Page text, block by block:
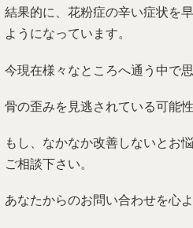
結果的に、花粉症の辛い症状を
ようになっています。
今現在様々なところへ通う中で
骨の歪みを見逃されている可能性
もし、なかなか改善しないとお
ご相談下さい。
あなたからのお問い合わせを心